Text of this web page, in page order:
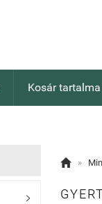
Kosár tartalma

 »